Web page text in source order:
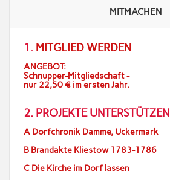
MITMACHEN
1. MITGLIED WERDEN
ANGEBOT:
Schnupper-Mitgliedschaft -
nur 22,50 € im ersten Jahr.
2. PROJEKTE UNTERSTÜTZEN
A Dorfchronik Damme, Uckermark
B Brandakte Kliestow 1783-1786
C Die Kirche im Dorf lassen